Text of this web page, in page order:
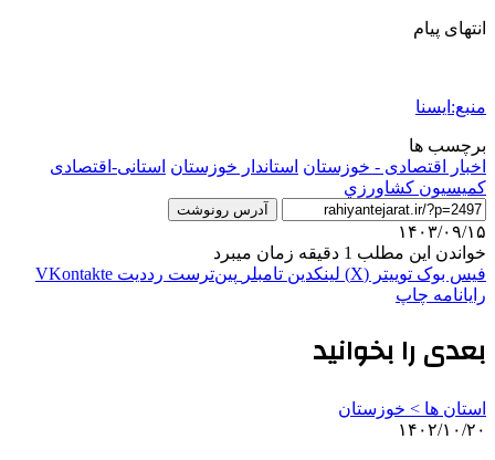
انتهای پیام
منبع:ایسنا
برچسب ها
اخبار اقتصادی - خوزستان استاندار خوزستان استانی-اقتصادی
كميسيون كشاورزي
آدرس رونوشت
۱۴۰۳/۰۹/۱۵
خواندن این مطلب 1 دقیقه زمان میبرد
فیس بوک توییتر (X) لینکدین ‫تامبلر ‫پین‌ترست ‫رددیت ‫VKontakte
رایانامه چاپ
بعدی را بخوانید
استان ها > خوزستان
۱۴۰۲/۱۰/۲۰